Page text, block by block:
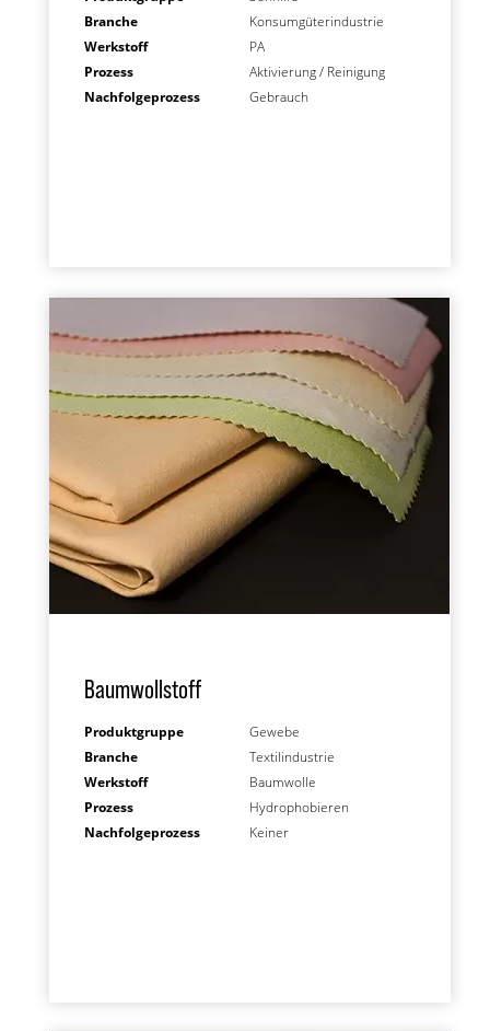
Branche
Konsumgüterindustrie
Werkstoff
PA
Prozess
Aktivierung / Reinigung
Nachfolgeprozess
Gebrauch
Baumwollstoff
Produktgruppe
Gewebe
Branche
Textilindustrie
Werkstoff
Baumwolle
Prozess
Hydrophobieren
Nachfolgeprozess
Keiner